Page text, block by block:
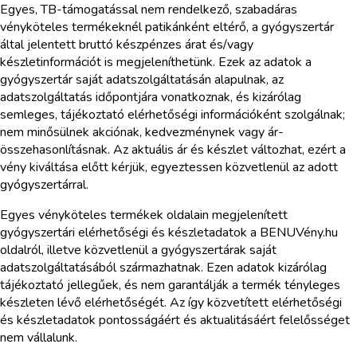
Egyes, TB-támogatással nem rendelkező, szabadáras
vényköteles termékeknél patikánként eltérő, a gyógyszertár
által jelentett bruttó készpénzes árat és/vagy
készletinformációt is megjeleníthetünk. Ezek az adatok a
gyógyszertár saját adatszolgáltatásán alapulnak, az
adatszolgáltatás időpontjára vonatkoznak, és kizárólag
semleges, tájékoztató elérhetőségi információként szolgálnak;
nem minősülnek akciónak, kedvezménynek vagy ár-
összehasonlításnak. Az aktuális ár és készlet változhat, ezért a
vény kiváltása előtt kérjük, egyeztessen közvetlenül az adott
gyógyszertárral.
Egyes vényköteles termékek oldalain megjelenített
gyógyszertári elérhetőségi és készletadatok a BENUVény.hu
oldalról, illetve közvetlenül a gyógyszertárak saját
adatszolgáltatásából származhatnak. Ezen adatok kizárólag
tájékoztató jellegűek, és nem garantálják a termék tényleges
készleten lévő elérhetőségét. Az így közvetített elérhetőségi
és készletadatok pontosságáért és aktualitásáért felelősséget
nem vállalunk.